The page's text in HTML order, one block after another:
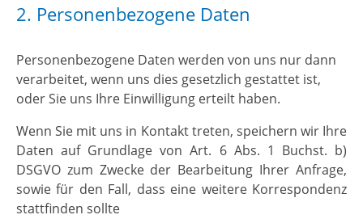
2. Personenbezogene Daten
Personenbezogene Daten werden von uns nur dann
verarbeitet, wenn uns dies gesetzlich gestattet ist,
oder Sie uns Ihre Einwilligung erteilt haben.
Wenn Sie mit uns in Kontakt treten, speichern wir Ihre
Daten auf Grundlage von Art. 6 Abs. 1 Buchst. b)
DSGVO zum Zwecke der Bearbeitung Ihrer Anfrage,
sowie für den Fall, dass eine weitere Korrespondenz
stattfinden sollte